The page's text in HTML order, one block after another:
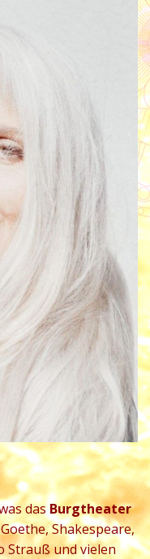
dasBurgtheater
Shakespeare,
Strauß und vielen